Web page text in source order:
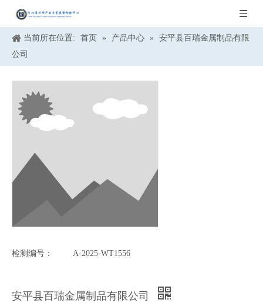
当前所在位置: 首页 » 产品中心 »
安平县百瑞金属制品有限
公司
检测编号： A-2025-WT1556
安平县百瑞金属制品有限公司